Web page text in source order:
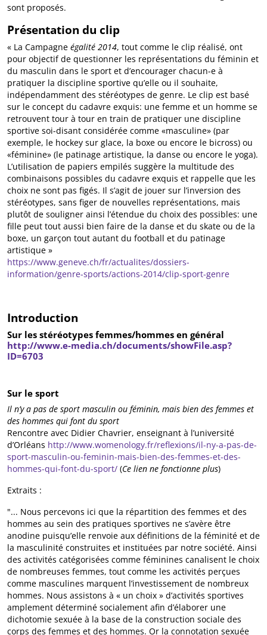
sont proposés.
Présentation du clip
« La Campagne égalité 2014, tout comme le clip réalisé, ont
pour objectif de questionner les représentations du féminin et
du masculin dans le sport et d’encourager chacun-e à
pratiquer la discipline sportive qu’elle ou il souhaite,
indépendamment des stéréotypes de genre. Le clip est basé
sur le concept du cadavre exquis: une femme et un homme se
retrouvent tour à tour en train de pratiquer une discipline
sportive soi-disant considérée comme «masculine» (par
exemple, le hockey sur glace, la boxe ou encore le bicross) ou
«féminine» (le patinage artistique, la danse ou encore le yoga).
L’utilisation de papiers empilés suggère la multitude des
combinaisons possibles du cadavre exquis et rappelle que les
choix ne sont pas figés. Il s’agit de jouer sur l’inversion des
stéréotypes, sans figer de nouvelles représentations, mais
plutôt de souligner ainsi l’étendue du choix des possibles: une
fille peut tout aussi bien faire de la danse et du skate ou de la
boxe, un garçon tout autant du football et du patinage
artistique »
https://www.geneve.ch/fr/actualites/dossiers-
information/genre-sports/actions-2014/clip-sport-genre
Introduction
Sur les stéréotypes femmes/hommes en général
http://www.e-media.ch/documents/showFile.asp?
ID=6703
Sur le sport
Il n’y a pas de sport masculin ou féminin, mais bien des femmes et
des hommes qui font du sport
Rencontre avec Didier Chavrier, enseignant à l’université
d’Orléans http://www.womenology.fr/reflexions/il-ny-a-pas-de-
sport-masculin-ou-feminin-mais-bien-des-femmes-et-des-
hommes-qui-font-du-sport/ (Ce lien ne fonctionne plus)
Extraits :
"... Nous percevons ici que la répartition des femmes et des
hommes au sein des pratiques sportives ne s’avère être
anodine puisqu’elle renvoie aux définitions de la féminité et de
la masculinité construites et instituées par notre société. Ainsi
des activités catégorisées comme féminines canalisent le choix
de nombreuses femmes, tout comme les activités perçues
comme masculines marquent l’investissement de nombreux
hommes. Nous assistons à « un choix » d’activités sportives
amplement déterminé socialement afin d’élaborer une
dichotomie sexuée à la base de la construction sociale des
corps des femmes et des hommes. Or la connotation sexuée